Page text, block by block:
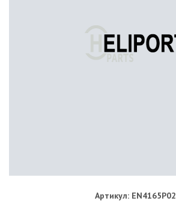
Артикул: EN4165P02